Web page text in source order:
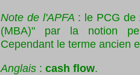
Note de l'APFA : le PCG de
(MBA)" par la notion
Cependant le terme ancien
Anglais : cash flow.